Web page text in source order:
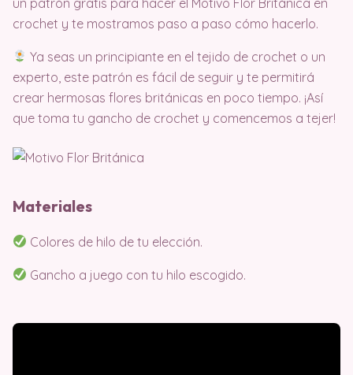
crochet y te mostramos paso a paso cómo hacerlo.
Ya seas un principiante en el tejido de crochet o un
experto, este patrón es fácil de seguir y te permitirá
crear hermosas flores británicas en poco tiempo. ¡Así
que toma tu gancho de crochet y comencemos a tejer!
Materiales
Colores de hilo de tu elección.
Gancho a juego con tu hilo escogido.